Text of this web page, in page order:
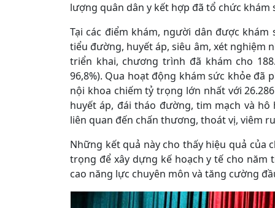
lượng quân dân y kết hợp đã tổ chức khám
Tại các điểm khám, người dân được
tiểu đường, huyết áp, siêu âm, xét nghiệm
triển khai, chương trình đã khám cho
96,8%). Qua hoạt động khám sức khỏe đã
nội khoa chiếm tỷ trọng lớn nhất với
huyết áp, đái tháo đường, tim mạch và
liên quan đến chấn thương, thoát vị, viêm
Những kết quả này cho thấy hiệu quả
trọng để xây dựng kế hoạch y tế cho
cao năng lực chuyên môn và tăng cường